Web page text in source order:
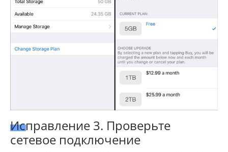
Исправление 3. Проверьте
сетевое подключение